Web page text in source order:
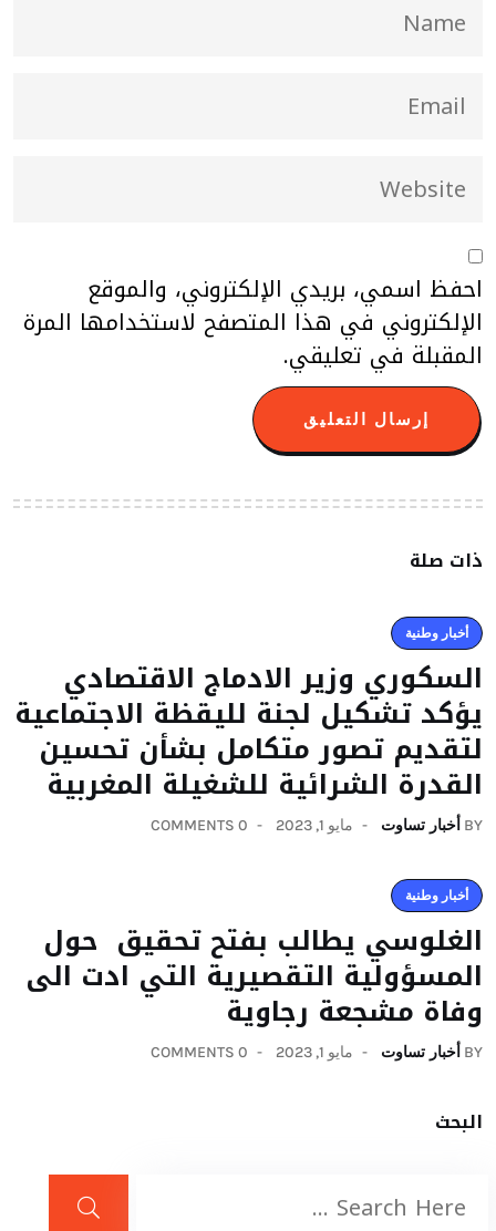
احفظ اسمي، بريدي الإلكتروني، والموقع
الإلكتروني في هذا المتصفح لاستخدامها المرة
المقبلة في تعليقي.
ذات صلة
أخبار وطنية
السكوري وزير الادماج الاقتصادي
يؤكد تشكيل لجنة لليقظة الاجتماعية
لتقديم تصور متكامل بشأن تحسين
القدرة الشرائية للشغيلة المغربية
BY أخبار تساوت مايو 1, 2023 0 COMMENTS
أخبار وطنية
الغلوسي يطالب بفتح تحقيق حول
المسؤولية التقصيرية التي ادت الى
وفاة مشجعة رجاوية
BY أخبار تساوت مايو 1, 2023 0 COMMENTS
البحث